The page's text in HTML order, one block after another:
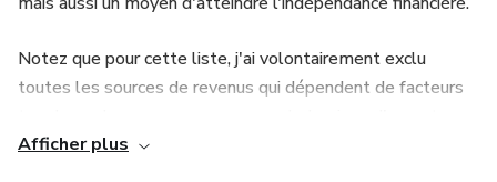
Notez que pour cette liste, j'ai volontairement exclu
toutes les sources de revenus qui dépendent de facteurs
paris sportifs, etc..
Afficher plus